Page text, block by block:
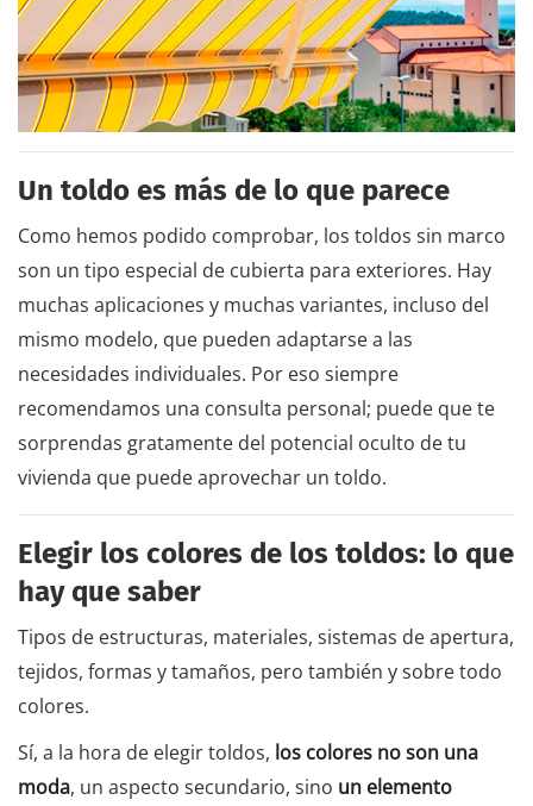
Un toldo es más de lo que parece
Como hemos podido comprobar, los toldos sin marco
son un tipo especial de cubierta para exteriores. Hay
muchas aplicaciones y muchas variantes, incluso del
mismo modelo, que pueden adaptarse a las
necesidades individuales. Por eso siempre
recomendamos una consulta personal; puede que te
sorprendas gratamente del potencial oculto de tu
vivienda que puede aprovechar un toldo.
Elegir los colores de los toldos: lo que
hay que saber
Tipos de estructuras, materiales, sistemas de apertura,
tejidos, formas y tamaños, pero también y sobre todo
colores.
Sí, a la hora de elegir toldos, los colores no son una
moda, un aspecto secundario, sino un elemento